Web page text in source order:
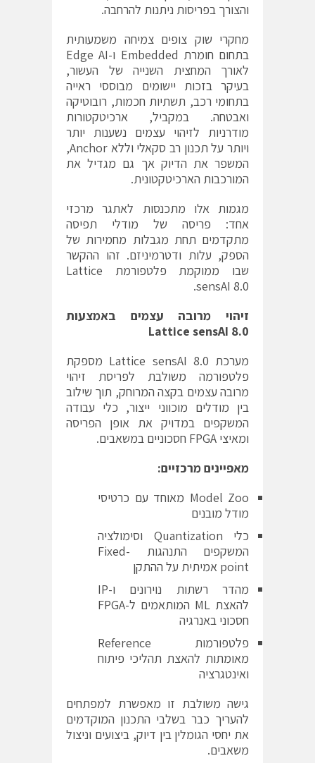
והצורך בפריסות ניתנות להרחבה.
מחקרי שוק צופים צמיחה משמעותית
בתחום חומרת Embedded ו-Edge AI
לאורך המחצית השנייה של העשור,
בעיקר בזכות יישומים מבוססי ראייה
בתחומי רכב, תשתיות חכמות, רובוטיקה
ואבטחה. במקביל, ארכיטקטורות
מודרניות לזיהוי עצמים נשענות יותר
ויותר על תכנון רב סקאלי וללא Anchor,
המשפר את הדיוק אך גם מגדיל את
המורכבות הארכיטקטונית.
מגמות אלו מתכנסות לאתגר מרכזי
אחד: פריסה של מודלי תפיסה
מתקדמים תחת מגבלות מחמירות של
הספק, עלות ודטרמיניזם. זהו ההקשר
שבו ממוקמת פלטפורמת Lattice
sensAI 8.0.
זיהוי מרובה עצמים באמצעות
Lattice sensAI 8.0
מערכת Lattice sensAI 8.0 מספקת
פלטפורמה משולבת לפריסת זיהוי
מרובה עצמים בקצה המרוחק, תוך שילוב
בין מודלים מוכווני ייצור, כלי עבודה
המשקפים במדויק את אופן הפריסה
ומאיצי FPGA חסכוניים במשאבים.
מאפיינים מרכזיים:
Model Zoo מאוחד עם כרטיסי
מודל מובנים
כלי Quantization וסימולציה
המשקפים התנהגות Fixed-
point אמיתית על ההתקן
מהדר רשתות נוירונים ו-IP
להאצת ML המותאמים ל-FPGA
חסכוני באנרגיה
פלטפורמות Reference
מאומתות להאצת תהליכי פיתוח
ואינטגרציה
גישה משולבת זו מאפשרת למפתחים
להעריך כבר בשלבי התכנון המוקדמים
את יחסי הגומלין בין דיוק, ביצועים וניצול
משאבים.